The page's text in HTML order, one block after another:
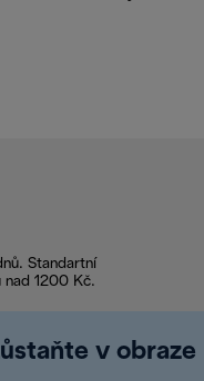
Standartní
nad 1200 Kč.
v obraze